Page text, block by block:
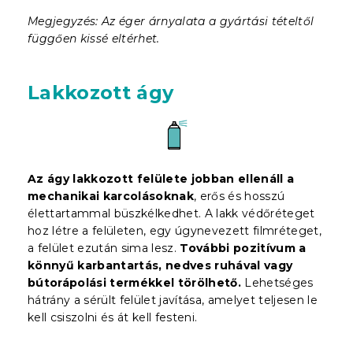
Megjegyzés: Az éger árnyalata a gyártási tételtől
függően kissé eltérhet.
Lakkozott ágy
Az ágy lakkozott felülete jobban ellenáll a
mechanikai karcolásoknak, erős és hosszú
élettartammal büszkélkedhet. A lakk védőréteget
hoz létre a felületen, egy úgynevezett filmréteget,
a felület ezután sima lesz. További pozitívum a
könnyű karbantartás, nedves ruhával vagy
bútorápolási termékkel törölhető. Lehetséges
hátrány a sérült felület javítása, amelyet teljesen le
kell csiszolni és át kell festeni.